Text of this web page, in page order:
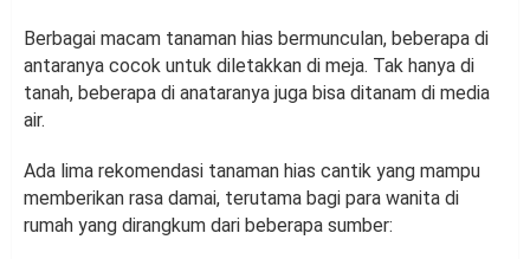
Berbagai macam tanaman hias bermunculan, beberapa di
antaranya cocok untuk diletakkan di meja. Tak hanya di
tanah, beberapa di anataranya juga bisa ditanam di media
air.
Ada lima rekomendasi tanaman hias cantik yang mampu
memberikan rasa damai, terutama bagi para wanita di
rumah yang dirangkum dari beberapa sumber: